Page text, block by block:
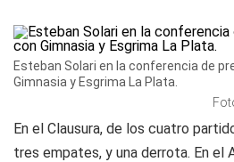
Esteban Solari en la conferencia de
Gimnasia y Esgrima La Plata.
En el Clausura, de los cuatro
tres empates, y una derrota. En el